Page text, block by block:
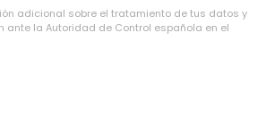
adicional sobre el tratamiento de tus datos y
la Autoridad de Control española en el